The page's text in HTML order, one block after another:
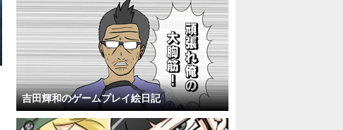
吉田輝和のゲームプレイ絵日記